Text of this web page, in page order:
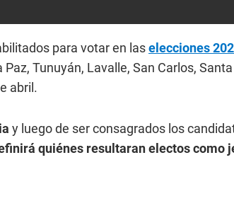
para votar en laselecciones
Tunuyán, Lavalle, San Carlos, Santa
abril.
y luego de ser consagrados los
quiénes resultaran electos como